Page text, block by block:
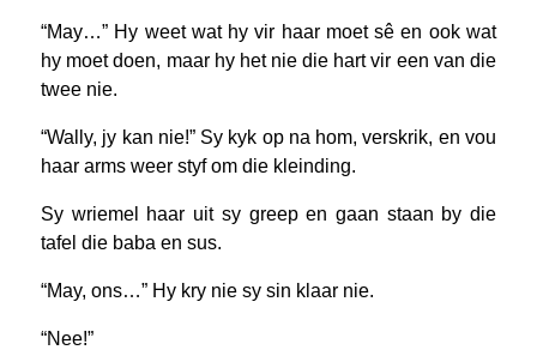
“May…” Hy weet wat hy vir haar moet sê en ook wat
hy moet doen, maar hy het nie die hart vir een van die
twee nie.
“Wally, jy kan nie!” Sy kyk op na hom, verskrik, en vou
haar arms weer styf om die kleinding.
Sy wriemel haar uit sy greep en gaan staan by die
tafel die baba en sus.
“May, ons…” Hy kry nie sy sin klaar nie.
“Nee!”